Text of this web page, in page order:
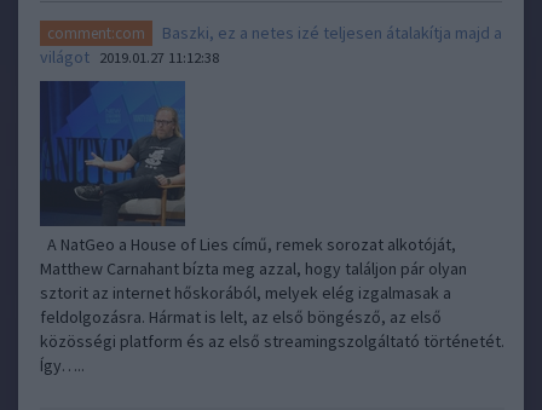
comment:com
Baszki, ez a netes izé teljesen átalakítja majd a
világot 2019.01.27 11:12:38
A NatGeo a House of Lies című, remek sorozat alkotóját,
Matthew Carnahant bízta meg azzal, hogy találjon pár olyan
sztorit az internet hőskorából, melyek elég izgalmasak a
feldolgozásra. Hármat is lelt, az első böngésző, az első
közösségi platform és az első streamingszolgáltató történetét.
Így…..